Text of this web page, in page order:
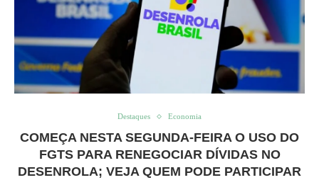
Destaques Economia
COMEÇA NESTA SEGUNDA-FEIRA O USO DO
FGTS PARA RENEGOCIAR DÍVIDAS NO
DESENROLA; VEJA QUEM PODE PARTICIPAR